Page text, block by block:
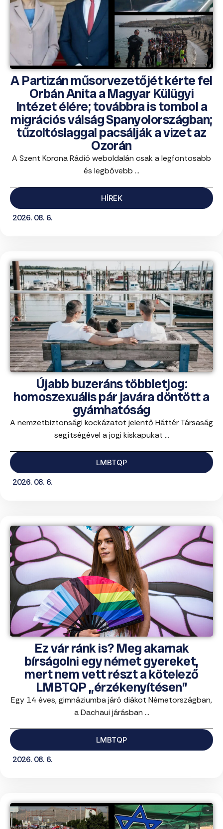
A Partizán műsorvezetőjét kérte fel
Orbán Anita a Magyar Külügyi
Intézet élére; továbbra is tombol a
migrációs válság Spanyolországban;
tűzoltóslaggal pacsálják a vizet az
Ozorán
A Szent Korona Rádió weboldalán csak a legfontosabb
és legbővebb ...
HÍREK
2026. 08. 6.
Újabb buzeráns többletjog:
homoszexuális pár javára döntött a
gyámhatóság
A nemzetbiztonsági kockázatot jelentő Háttér Társaság
segítségével a jogi kiskapukat ...
LMBTQP
2026. 08. 6.
Ez vár ránk is? Meg akarnak
bírságolni egy német gyereket,
mert nem vett részt a kötelező
LMBTQP „érzékenyítésen”
Egy 14 éves, gimnáziumba járó diákot Németországban,
a Dachaui járásban ...
LMBTQP
2026. 08. 6.